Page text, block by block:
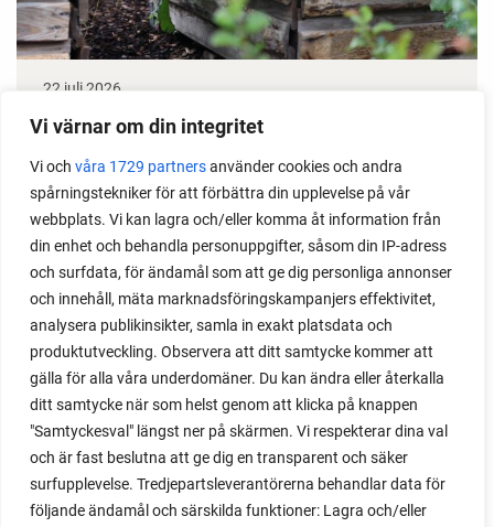
Vi värnar om din integritet
Vi och våra 1729 partnersanvänder cookies och andra
spårningstekniker för att förbättra din upplevelse på vår
webbplats. Vi kan lagra och/eller komma åt information från
din enhet och behandla personuppgifter, såsom din IP-adress
och surfdata, för ändamål som att ge dig personliga annonser
och innehåll, mäta marknadsföringskampanjers effektivitet,
analysera publikinsikter, samla in exakt platsdata och
produktutveckling. Observera att ditt samtycke kommer att
gälla för alla våra underdomäner. Du kan ändra eller återkalla
ditt samtycke när som helst genom att klicka på knappen
"Samtyckesval" längst ner på skärmen. Vi respekterar dina val
och är fast beslutna att ge dig en transparent och säker
surfupplevelse. Tredjepartsleverantörerna behandlar data för
följande ändamål och särskilda funktioner: Lagra och/eller
22 juli 2026
Odla stora växter på liten plats
Med det här smarta knepet kan du odla också stora
växter i en pallkrage tillsammans med andra växter.
Perfekt om du vill odla mycket i på liten yta.